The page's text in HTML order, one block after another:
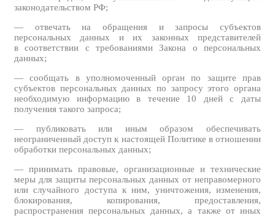
законодательством РФ;
— отвечать на обращения и запросы субъектов
персональных данных и их законных представителей
в соответствии с требованиями Закона о персональных
данных;
— сообщать в уполномоченный орган по защите прав
субъектов персональных данных по запросу этого органа
необходимую информацию в течение 10 дней с даты
получения такого запроса;
— публиковать или иным образом обеспечивать
неограниченный доступ к настоящей Политике в отношении
обработки персональных данных;
— принимать правовые, организационные и технические
меры для защиты персональных данных от неправомерного
или случайного доступа к ним, уничтожения, изменения,
блокирования, копирования, предоставления,
распространения персональных данных, а также от иных